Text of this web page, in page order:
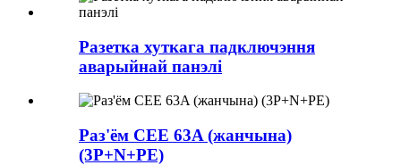
Разетка хуткага падключэння
аварыйнай панэлі
Раз'ём CEE 63A (жанчына)
(3P+N+PE)